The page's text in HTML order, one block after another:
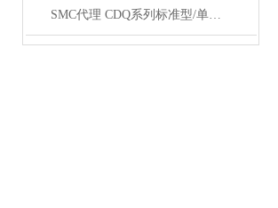
SMC代理 CDQ系列标准型/单杆双作用薄型气缸原装正品